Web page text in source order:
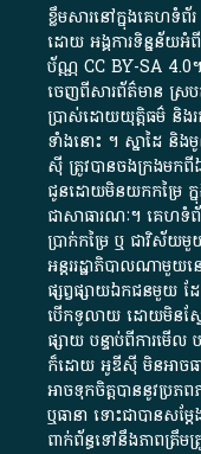
ខ្លឹមសារ​នៅ​ក្នុង​គេហទំ
ដោយ​ អង្គការ​ទិន្នន័យ​អំពី​
ប័ណ្ណ​CC BY-SA 4.0
ចេញពី​សារព័ត៌មាន ស្រ
ប្រាស់​ដោយ​យុត្តិធម៌​ និង​រ
ទាំង​នោះ​ ។​ ស្នាដៃ​ និង​
ស៊ី​ ត្រូវ​បាន​ចងក្រង​មក​
ជូន​ដោយ​មិន​យក​កម្រៃ​ ក្
ជា​សាធារណៈ​។​ គេហទំព័រ​
ប្រាក់​កម្រៃ​ ឬ​ ជា​វិស័យ​មួ
អន្តររដ្ឋាភិបាល​ណាមួយ​
ផ្សព្វផ្សាយ​ឯកជន​មួយ​
បើក​ទូលាយ​ ដោយ​មិនស្
ផ្សាយ​ បន្ទាប់​ពី​ការ​មើ
ក៏​ដោយ​ អូ​ឌី​ស៊ី​ មិន​អាច​ធ
អាច​ទុកចិត្ត​បាននូវ​ប្រភ
ឬ​ធានា​ ទោះជា​បាន​សម្ត
ពាក់ព័ន្ធ​ទៅ​នឹង​ភាព​ត្រឹ